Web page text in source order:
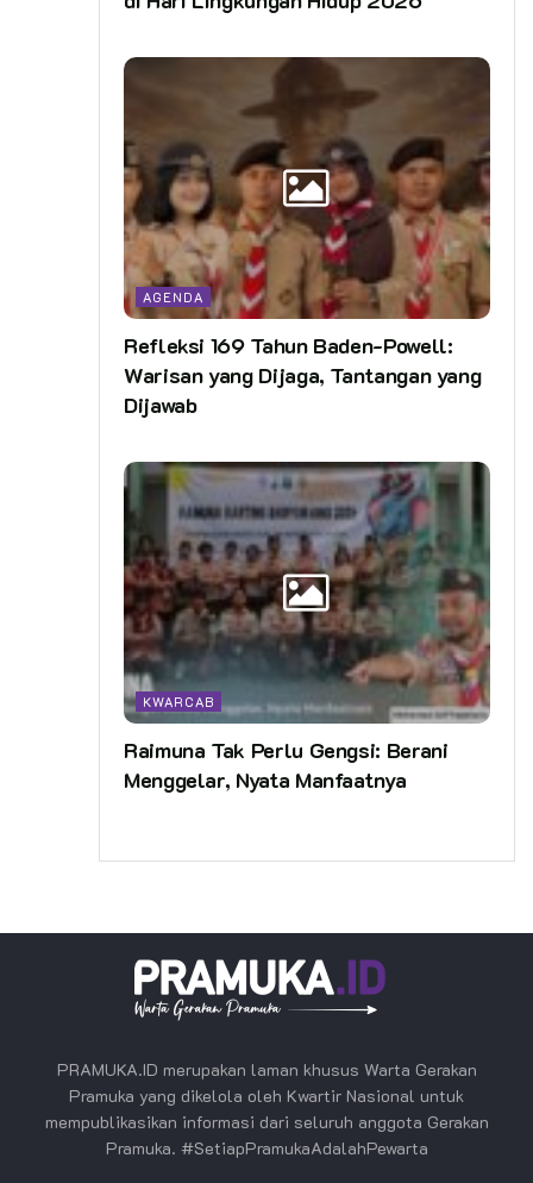
AGENDA
Refleksi 169 Tahun Baden-Powell:
Warisan yang Dijaga, Tantangan yang
Dijawab
KWARCAB
Raimuna Tak Perlu Gengsi: Berani
Menggelar, Nyata Manfaatnya
PRAMUKA.ID merupakan laman khusus Warta Gerakan
Pramuka yang dikelola oleh Kwartir Nasional untuk
mempublikasikan informasi dari seluruh anggota Gerakan
Pramuka. #SetiapPramukaAdalahPewarta